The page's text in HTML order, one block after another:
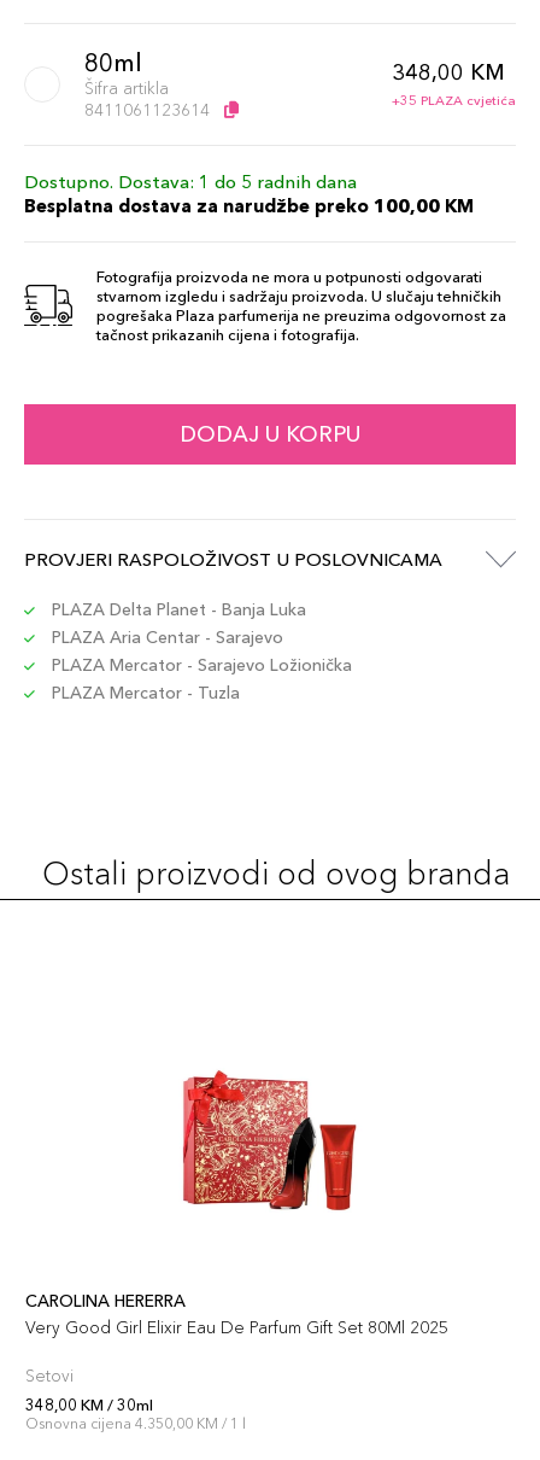
80ml
Šifra artikla
8411061123614
348,00 KM
+35 PLAZA cvjetića
Dostupno. Dostava: 1 do 5 radnih dana
Besplatna dostava za narudžbe preko 100,00 KM
Fotografija proizvoda ne mora u potpunosti odgovarati
stvarnom izgledu i sadržaju proizvoda. U slučaju tehničkih
pogrešaka Plaza parfumerija ne preuzima odgovornost za
tačnost prikazanih cijena i fotografija.
DODAJ U KORPU
PROVJERI RASPOLOŽIVOST U POSLOVNICAMA
PLAZA Delta Planet - Banja Luka
PLAZA Aria Centar - Sarajevo
PLAZA Mercator - Sarajevo Ložionička
PLAZA Mercator - Tuzla
Ostali proizvodi od ovog branda
CAROLINA HERERRA
Very Good Girl Elixir Eau De Parfum Gift Set 80Ml 2025
Setovi
348,00 KM / 30ml
Osnovna cijena 4.350,00 KM / 1 l